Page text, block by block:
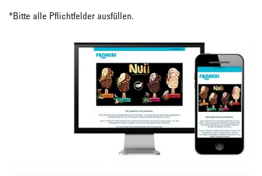
*Bitte alle Pflichtfelder ausfüllen.